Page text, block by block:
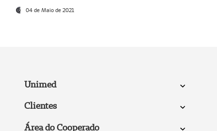
04 de Maio de 2021
Unimed
Clientes
Área do Cooperado